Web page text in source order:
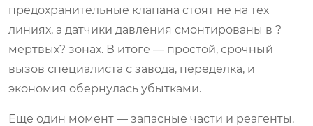
предохранительные клапана стоят не на тех
линиях, а датчики давления смонтированы в ?
мертвых? зонах. В итоге — простой, срочный
вызов специалиста с завода, переделка, и
экономия обернулась убытками.
Еще один момент — запасные части и реагенты.